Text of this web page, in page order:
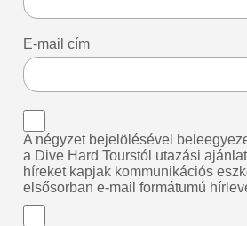
E-mail cím
A négyzet bejelölésével
a Dive Hard Tourstól utazási
híreket kapjak kommunikációs
elsősorban e-mail formátumú